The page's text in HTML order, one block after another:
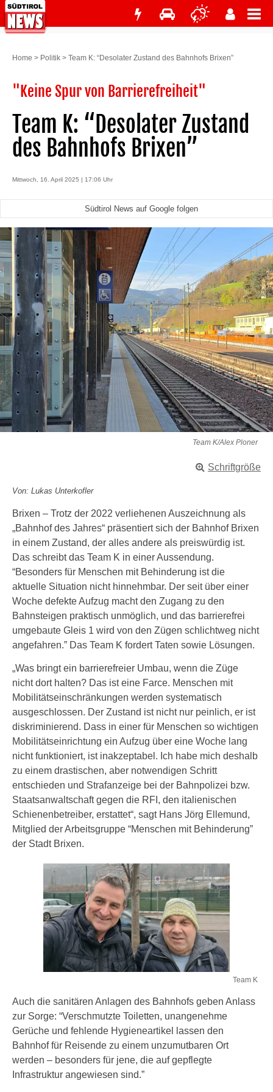
Home > Politik > Team K: “Desolater Zustand des Bahnhofs Brixen”
"Keine Spur von Barrierefreiheit"
Team K: “Desolater Zustand
des Bahnhofs Brixen”
Mittwoch, 16. April 2025 | 17:06 Uhr
Südtirol News auf Google folgen
Team K/Alex Ploner
Schriftgröße
Von: Lukas Unterkofler
Brixen – Trotz der 2022 verliehenen Auszeichnung als
„Bahnhof des Jahres“ präsentiert sich der Bahnhof Brixen
in einem Zustand, der alles andere als preiswürdig ist.
Das schreibt das Team K in einer Aussendung.
“Besonders für Menschen mit Behinderung ist die
aktuelle Situation nicht hinnehmbar. Der seit über einer
Woche defekte Aufzug macht den Zugang zu den
Bahnsteigen praktisch unmöglich, und das barrierefrei
umgebaute Gleis 1 wird von den Zügen schlichtweg nicht
angefahren.” Das Team K fordert Taten sowie Lösungen.
„Was bringt ein barrierefreier Umbau, wenn die Züge
nicht dort halten? Das ist eine Farce. Menschen mit
Mobilitätseinschränkungen werden systematisch
ausgeschlossen. Der Zustand ist nicht nur peinlich, er ist
diskriminierend. Dass in einer für Menschen so wichtigen
Mobilitätseinrichtung ein Aufzug über eine Woche lang
nicht funktioniert, ist inakzeptabel. Ich habe mich deshalb
zu einem drastischen, aber notwendigen Schritt
entschieden und Strafanzeige bei der Bahnpolizei bzw.
Staatsanwaltschaft gegen die RFI, den italienischen
Schienenbetreiber, erstattet“, sagt Hans Jörg Ellemund,
Mitglied der Arbeitsgruppe “Menschen mit Behinderung”
der Stadt Brixen.
Team K
Auch die sanitären Anlagen des Bahnhofs geben Anlass
zur Sorge: “Verschmutzte Toiletten, unangenehme
Gerüche und fehlende Hygieneartikel lassen den
Bahnhof für Reisende zu einem unzumutbaren Ort
werden – besonders für jene, die auf gepflegte
Infrastruktur angewiesen sind.”